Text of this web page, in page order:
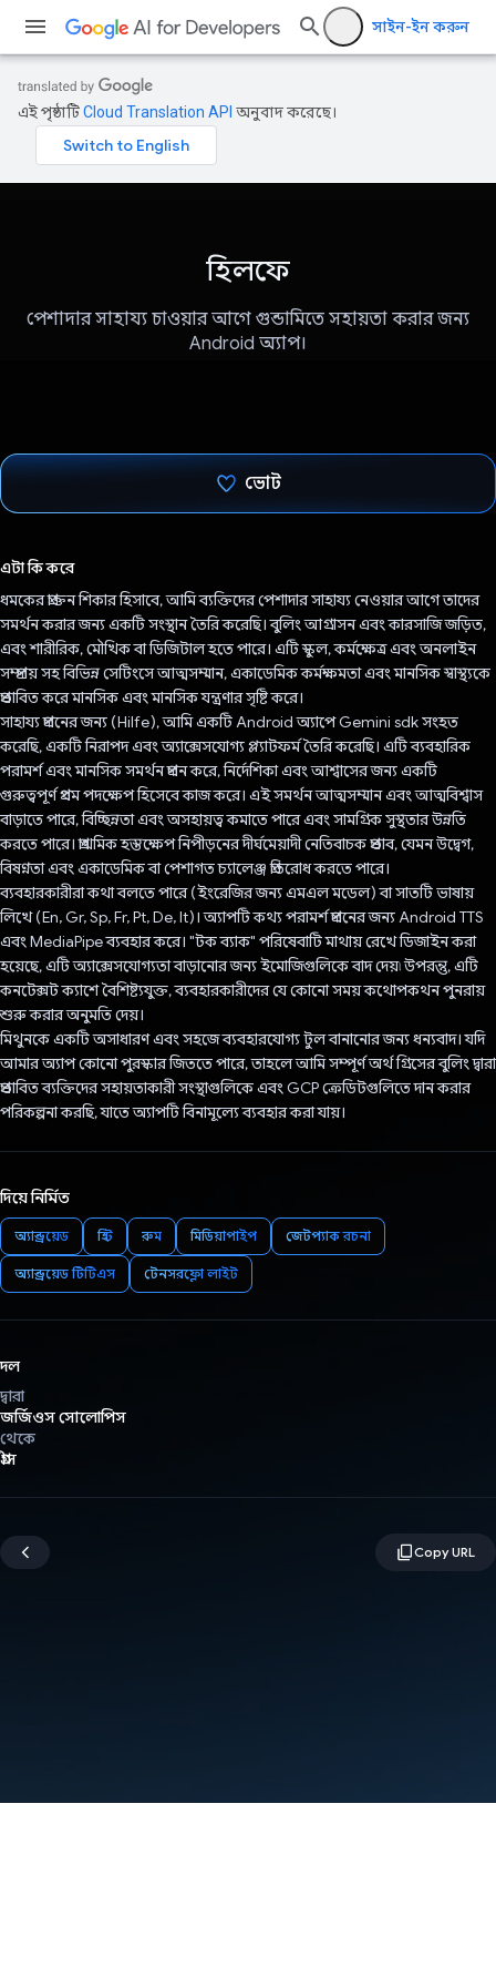
সাইন-ইন করুন
এই পৃষ্ঠাটিCloud Translation API অনুবাদ করেছে।
হিলফে
পেশাদার সাহায্য চাওয়ার আগে গুন্ডামিতে সহায়তা করার জন্য
Android অ্যাপ।
ভোট
এটা কি করে
ধমকের প্রাক্তন শিকার হিসাবে, আমি ব্যক্তিদের পেশাদার সাহায্য নেওয়ার আগে তাদের
সমর্থন করার জন্য একটি সংস্থান তৈরি করেছি। বুলিং আগ্রাসন এবং কারসাজি জড়িত,
এবং শারীরিক, মৌখিক বা ডিজিটাল হতে পারে। এটি স্কুল, কর্মক্ষেত্র এবং অনলাইন
সম্প্রদায় সহ বিভিন্ন সেটিংসে আত্মসম্মান, একাডেমিক কর্মক্ষমতা এবং মানসিক স্বাস্থ্যকে
প্রভাবিত করে মানসিক এবং মানসিক যন্ত্রণার সৃষ্টি করে।
সাহায্য প্রদানের জন্য (Hilfe), আমি একটি Android অ্যাপে Gemini sdk সংহত
করেছি, একটি নিরাপদ এবং অ্যাক্সেসযোগ্য প্ল্যাটফর্ম তৈরি করেছি। এটি ব্যবহারিক
পরামর্শ এবং মানসিক সমর্থন প্রদান করে, নির্দেশিকা এবং আশ্বাসের জন্য একটি
গুরুত্বপূর্ণ প্রথম পদক্ষেপ হিসেবে কাজ করে। এই সমর্থন আত্মসম্মান এবং আত্মবিশ্বাস
বাড়াতে পারে, বিচ্ছিন্নতা এবং অসহায়ত্ব কমাতে পারে এবং সামগ্রিক সুস্থতার উন্নতি
করতে পারে। প্রাথমিক হস্তক্ষেপ নিপীড়নের দীর্ঘমেয়াদী নেতিবাচক প্রভাব, যেমন উদ্বেগ,
বিষণ্নতা এবং একাডেমিক বা পেশাগত চ্যালেঞ্জ প্রতিরোধ করতে পারে।
ব্যবহারকারীরা কথা বলতে পারে (ইংরেজির জন্য এমএল মডেল) বা সাতটি ভাষায়
লিখে (En, Gr, Sp, Fr, Pt, De, It)। অ্যাপটি কথ্য পরামর্শ প্রদানের জন্য Android TTS
এবং MediaPipe ব্যবহার করে। "টক ব্যাক" পরিষেবাটি মাথায় রেখে ডিজাইন করা
হয়েছে, এটি অ্যাক্সেসযোগ্যতা বাড়ানোর জন্য ইমোজিগুলিকে বাদ দেয়৷ উপরন্তু, এটি
কনটেক্সট ক্যাশে বৈশিষ্ট্যযুক্ত, ব্যবহারকারীদের যে কোনো সময় কথোপকথন পুনরায়
শুরু করার অনুমতি দেয়।
মিথুনকে একটি অসাধারণ এবং সহজে ব্যবহারযোগ্য টুল বানানোর জন্য ধন্যবাদ। যদি
আমার অ্যাপ কোনো পুরস্কার জিততে পারে, তাহলে আমি সম্পূর্ণ অর্থ গ্রিসের বুলিং দ্বারা
প্রভাবিত ব্যক্তিদের সহায়তাকারী সংস্থাগুলিকে এবং GCP ক্রেডিটগুলিতে দান করার
পরিকল্পনা করছি, যাতে অ্যাপটি বিনামূল্যে ব্যবহার করা যায়।
দিয়ে নির্মিত
অ্যান্ড্রয়েড হিল্ট রুম মিডিয়াপাইপ জেটপ্যাক রচনা
অ্যান্ড্রয়েড টিটিএস টেনসরফ্লো লাইট
দল
দ্বারা
জর্জিওস সোলোপিস
থেকে
গ্রীস